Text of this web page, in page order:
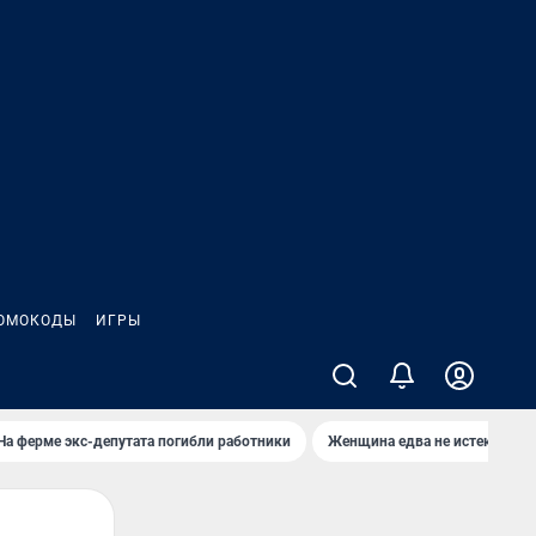
ИГРЫ
ферме экс-депутата погибли работники Женщина едва не истекла